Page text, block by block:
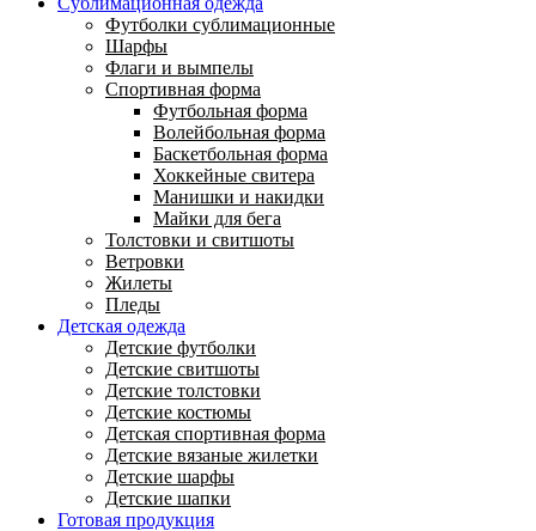
Футболки сублимационные
Шарфы
Флаги и вымпелы
Спортивная форма
Футбольная форма
Волейбольная форма
Баскетбольная форма
Хоккейные свитера
Манишки и накидки
Майки для бега
Толстовки и свитшоты
Ветровки
Жилеты
Пледы
Детская одежда
Детские футболки
Детские свитшоты
Детские толстовки
Детские костюмы
Детская спортивная форма
Детские вязаные жилетки
Детские шарфы
Детские шапки
Готовая продукция